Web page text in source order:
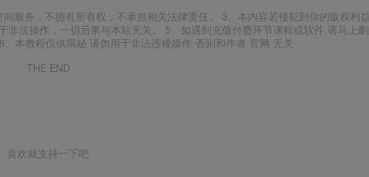
服务，不拥有所有权，不承担相关法律责任。 3、本内容若侵犯到你的版权利
法操作，一切后果与本站无关。 5、如遇到充值付费环节课程或软件 请马上
本教程仅供揭秘 请勿用于非法违规操作 否则和作者 官网 无关
THE END
喜欢就支持一下吧